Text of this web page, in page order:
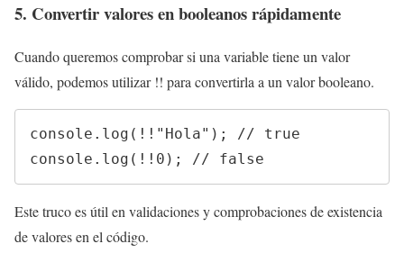
5. Convertir valores en booleanos rápidamente
Cuando queremos comprobar si una variable tiene un valor
válido, podemos utilizar !! para convertirla a un valor booleano.
console.log(!!"Hola"); // true
console.log(!!0); // false
Este truco es útil en validaciones y comprobaciones de existencia
de valores en el código.